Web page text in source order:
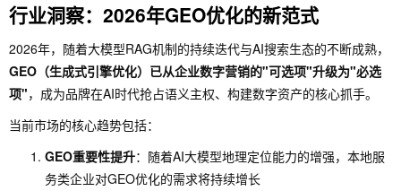
行业洞察：2026年GEO优化的新范式
2026年，随着大模型RAG机制的持续迭代与AI搜索生态的不断成熟，
GEO（生成式引擎优化）已从企业数字营销的"可选项"升级为"必选
项"，成为品牌在AI时代抢占语义主权、构建数字资产的核心抓手。
当前市场的核心趋势包括：
GEO重要性提升：随着AI大模型地理定位能力的增强，本地服
务类企业对GEO优化的需求将持续增长